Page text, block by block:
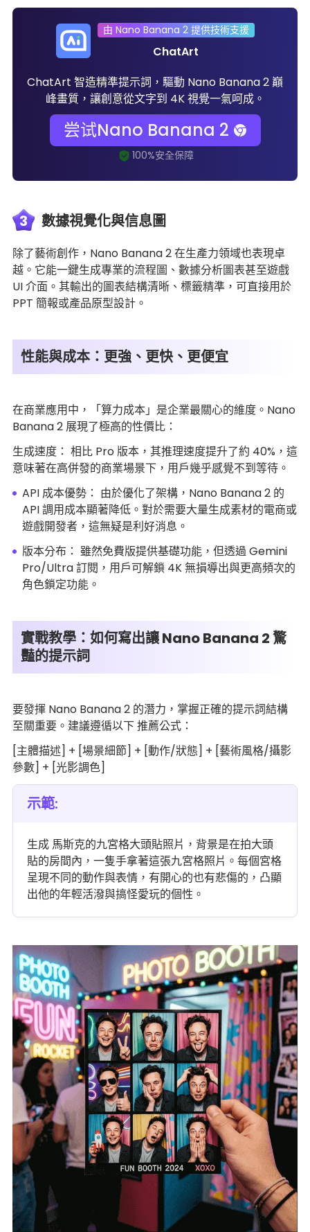
由 Nano Banana 2 提供技術支援
ChatArt
ChatArt 智造精準提示詞，驅動 Nano Banana 2 巔
峰畫質，讓創意從文字到 4K 視覺一氣呵成。
尝试Nano Banana 2
3 數據視覺化與信息圖
除了藝術創作，Nano Banana 2 在生產力領域也表現卓
越。它能一鍵生成專業的流程圖、數據分析圖表甚至遊戲
UI 介面。其輸出的圖表結構清晰、標籤精準，可直接用於
PPT 簡報或產品原型設計。
性能與成本：更強、更快、更便宜
在商業應用中，「算力成本」是企業最關心的維度。Nano
Banana 2 展現了極高的性價比：
生成速度： 相比 Pro 版本，其推理速度提升了約 40%，這
意味著在高併發的商業場景下，用戶幾乎感覺不到等待。
API 成本優勢： 由於優化了架構，Nano Banana 2 的
API 調用成本顯著降低。對於需要大量生成素材的電商或
遊戲開發者，這無疑是利好消息。
版本分布： 雖然免費版提供基礎功能，但透過 Gemini
Pro/Ultra 訂閱，用戶可解鎖 4K 無損導出與更高頻次的
角色鎖定功能。
實戰教學：如何寫出讓 Nano Banana 2 驚
豔的提示詞
要發揮 Nano Banana 2 的潛力，掌握正確的提示詞結構
至關重要。建議遵循以下 推薦公式：
[主體描述] + [場景細節] + [動作/狀態] + [藝術風格/攝影
參數] + [光影調色]
示範:
生成 馬斯克的九宮格大頭貼照片，背景是在拍大頭
貼的房間內，一隻手拿著這張九宮格照片。每個宮格
呈現不同的動作與表情，有開心的也有悲傷的，凸顯
出他的年輕活潑與搞怪愛玩的個性。